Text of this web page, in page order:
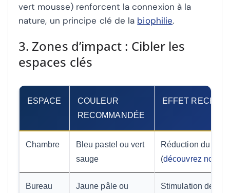
vert mousse) renforcent la connexion à la
nature, un principe clé de la biophilie.
3. Zones d’impact : Cibler les
espaces clés
ESPACE
COULEUR
RECOMMANDÉE
EFFET
Chambre
Bleu pastel ou vert
sauge
Réduction du
(découvrez nos
Bureau
Jaune pâle ou
Stimulation de la